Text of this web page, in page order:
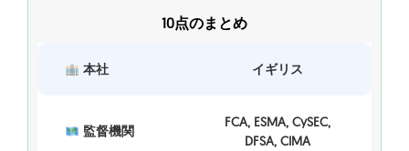
10点のまとめ
本社 イギリス
監督機関
FCA, ESMA, CySEC,
DFSA, CIMA